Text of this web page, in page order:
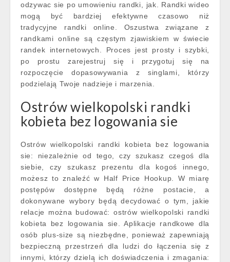
odzywac sie po umowieniu randki, jak. Randki wideo
mogą być bardziej efektywne czasowo niż
tradycyjne randki online. Oszustwa związane z
randkami online są częstym zjawiskiem w świecie
randek internetowych. Proces jest prosty i szybki,
po prostu zarejestruj się i przygotuj się na
rozpoczęcie dopasowywania z singlami, którzy
podzielają Twoje nadzieje i marzenia.
Ostrów wielkopolski randki
kobieta bez logowania sie
Ostrów wielkopolski randki kobieta bez logowania
sie: niezależnie od tego, czy szukasz czegoś dla
siebie, czy szukasz prezentu dla kogoś innego,
możesz to znaleźć w Half Price Hookup. W miarę
postępów dostępne będą różne postacie, a
dokonywane wybory będą decydować o tym, jakie
relacje można budować: ostrów wielkopolski randki
kobieta bez logowania sie. Aplikacje randkowe dla
osób plus-size są niezbędne, ponieważ zapewniają
bezpieczną przestrzeń dla ludzi do łączenia się z
innymi, którzy dzielą ich doświadczenia i zmagania: